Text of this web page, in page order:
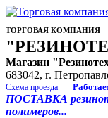
ТОРГОВАЯ КОМПАНИЯ
Магазин
683042, г.
Схема проезда
ПОСТАВКА
полимеров...